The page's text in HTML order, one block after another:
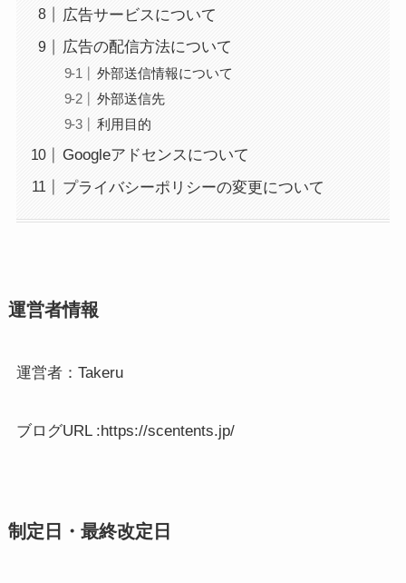
広告サービスについて
広告の配信方法について
外部送信情報について
外部送信先
利用目的
Googleアドセンスについて
プライバシーポリシーの変更について
運営者情報
運営者：Takeru
ブログURL :https://scentents.jp/
制定日・最終改定日